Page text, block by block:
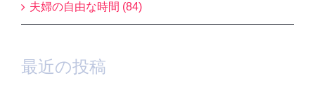
夫婦の自由な時間 (84)
最近の投稿